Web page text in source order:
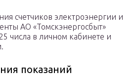
счетчиков электроэнергии и
АО «Томскэнергосбыт»
числа в личном кабинете и
показаний